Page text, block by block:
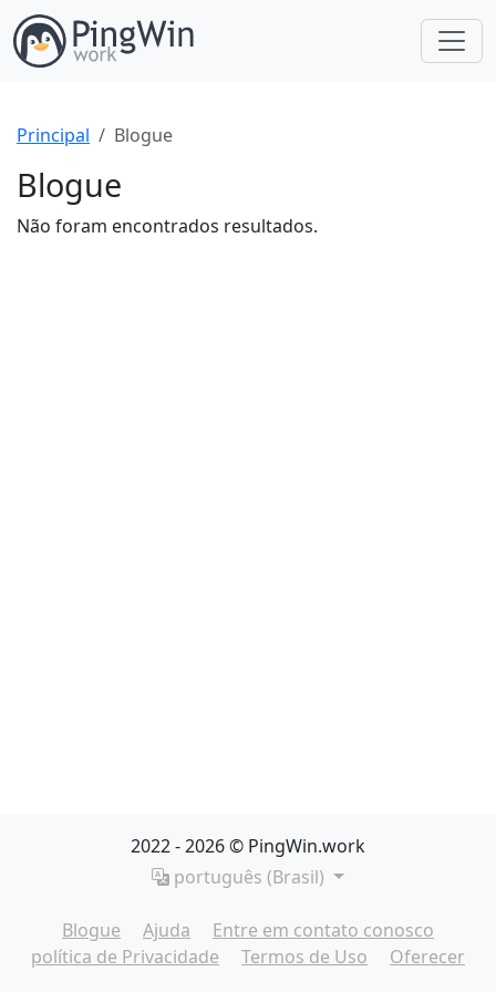
Principal Blogue
Blogue
Não foram encontrados resultados.
2022 - 2026 © PingWin.work
português (Brasil)
Blogue Ajuda
Entre em contato conosco
política de Privacidade
Termos de Uso Oferecer